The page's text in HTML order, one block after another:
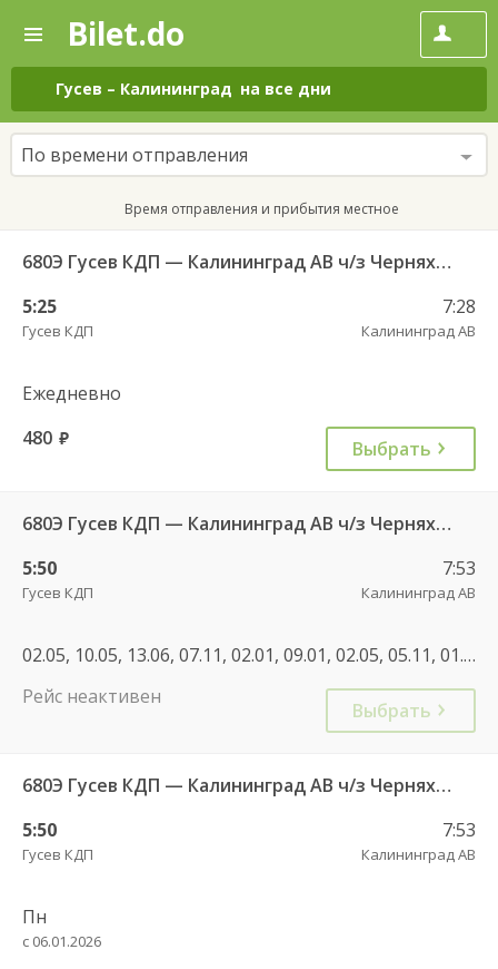
—
Поиск
и
покупка
билетов
на
автобус
онлайн
Bilet.do
Гусев – Калининград на все дни
По времени отправления
Время отправления и прибытия местное
680Э Гусев КДП — Калининград АВ ч/з Черняховск АС
5:25
Гусев КДП
7:28
Калининград АВ
Ежедневно
480 руб. Выбрать
680Э Гусев КДП — Калининград АВ ч/з Черняховск АС
5:50
Гусев КДП
7:53
Калининград АВ
02.05, 10.05, 13.06, 07.11, 02.01, 09.01, 02.05, 05.11, 01.01, 02.01, 09.01, 05.11, 01.01, 02.01
Рейс неактивен
Выбрать
680Э Гусев КДП — Калининград АВ ч/з Черняховск АС
5:50
Гусев КДП
7:53
Калининград АВ
Пн
с 06.01.2026